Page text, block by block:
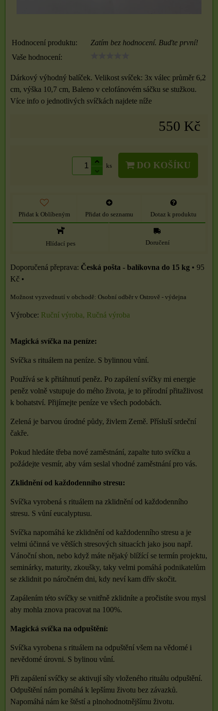
Hodnocení produktu:
Zatím bez hodnocení. Buďte první!
Vaše hodnocení:
Dárkový výhodný balíček. Velikost svíček: 3x válec průměr 6,2
cm, výška 10,7 cm, Baleno v celofánovém sáčku se stužkou.
Více info o jednotlivých svíčkách najdete níže
550 Kč
ks DO KOŠÍKU
Přidat k Oblíbeným Přidat do seznamu Dotaz k produktu
Hlídací pes Doručení
Česká pošta - balíkovna do 15 kg • 95
Kč •
Osobní odběr v Ostrově - výdejna
Výrobce: Ruční výroba, Ručná výroba
Magická svíčka na peníze:
Svíčka s rituálem na peníze. S bylinnou vůní.
Používá se k přitáhnutí peněz. Po zapálení svíčky mi energie
peněz volně vstupuje do mého života, je to přírodní přitažlivost
k bohatství. Přijímejte peníze ve všech podobách.
Zelená je barvou úrodné půdy, živlem Země. Přísluší srdeční
čakře.
Pokud hledáte třeba nové zaměstnání, zapalte tuto svíčku a
požádejte vesmír, aby vám seslal vhodné zaměstnání pro vás.
Zklidnění od každodenního stresu:
Svíčka vyrobená s rituálem na zklidnění od každodenního
stresu. S vůní eucalyptusu.
Svíčka napomáhá ke zklidnění od každodenního stresu a je
velmi účinná ve větších stresových situacích jako jsou např.
Vánoční shon, nebo když máte nějaký blížící se termín projektu,
seminárky, maturity, zkoušky, taky velmi pomáhá podnikatelům
se zklidnit po náročném dni, kdy neví kam dřív skočit.
Zapálením této svíčky se vnitřně zklidníte a pročistíte svou mysl
aby mohla znova pracovat na 100%.
Magická svíčka na odpuštění:
Svíčka vyrobena s rituálem na odpuštění všem na vědomé i
nevědomé úrovni. S bylinou vůní.
Při zapálení svíčky se aktivují síly vloženého rituálu odpuštění.
Odpuštění nám pomáhá k lepšímu životu bez závazků.
Napomáhá nám ke štěstí a plnohodnotnějšímu životu.